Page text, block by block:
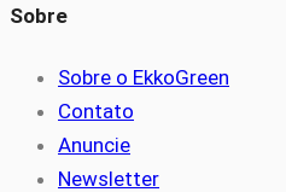
Sobre
Sobre o EkkoGreen
Contato
Anuncie
Newsletter